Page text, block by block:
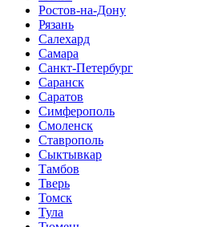
Ростов-на-Дону
Рязань
Салехард
Самара
Санкт-Петербург
Саранск
Саратов
Симферополь
Смоленск
Ставрополь
Сыктывкар
Тамбов
Тверь
Томск
Тула